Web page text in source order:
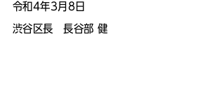
令和4年3月8日
渋谷区長 長谷部 健